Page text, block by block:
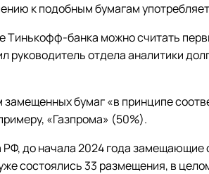
к подобным бумагам
Тинькофф-банка можно считать
руководитель отдела аналитики
замещенных бумаг «в принципе
«Газпрома» (50%).
РФ, до начала 2024 года
состоялись 33 размещения, в